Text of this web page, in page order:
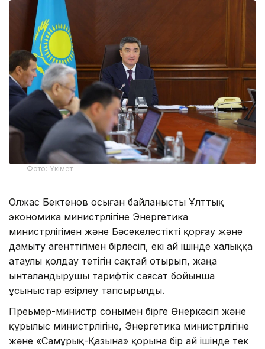
Фото: Үкімет
Олжас Бектенов осыған байланысты Ұлттық
экономика министрлігіне Энергетика
министрлігімен және Бәсекелестікті қорғау және
дамыту агенттігімен бірлесіп, екі ай ішінде халыққа
атаулы қолдау тетігін сақтай отырып, жаңа
ынталандырушы тарифтік саясат бойынша
ұсыныстар әзірлеу тапсырылды.
Преьмер-министр сонымен бірге Өнеркәсіп және
құрылыс министрлігіне, Энергетика министрлігіне
және «Самұрық-Қазына» қорына бір ай ішінде тек